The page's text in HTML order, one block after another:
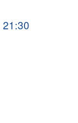
21:30